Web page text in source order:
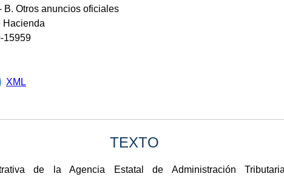
B. Otros anuncios oficiales
Hacienda
15959
XML
TEXTO
de la Agencia Estatal de Administración